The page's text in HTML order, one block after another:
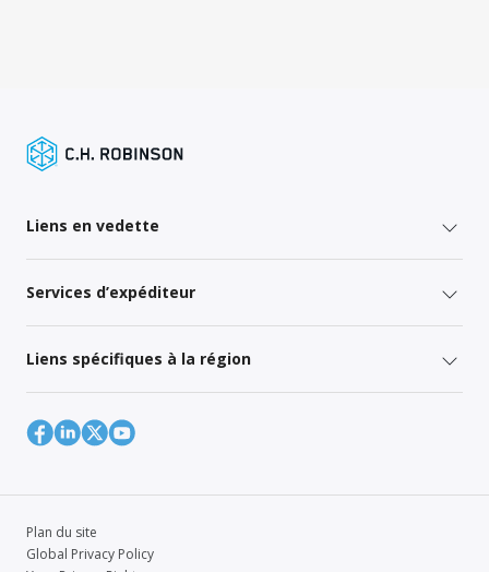
Liens en vedette
Services d’expéditeur
Liens spécifiques à la région
Plan du site
Global Privacy Policy